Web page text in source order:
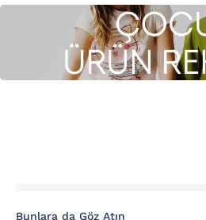
Bunlara da Göz Atın